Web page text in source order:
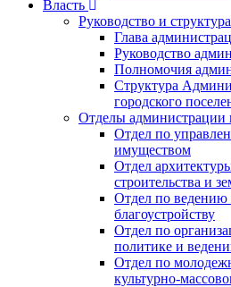
Власть
Руководство и
Глава
Руководство
Полномочия
Структура
городского
Отделы администрации
Отдел по
имуществом
Отдел
строительства и
Отдел по ведению
благоустройству
Отдел по
политике и
Отдел по
культурно-